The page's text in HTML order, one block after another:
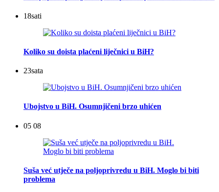
18sati
Koliko su doista plaćeni liječnici u BiH?
23sata
Ubojstvo u BiH. Osumnjičeni brzo uhićen
05 08
Suša već utječe na poljoprivredu u BiH. Moglo bi biti
problema